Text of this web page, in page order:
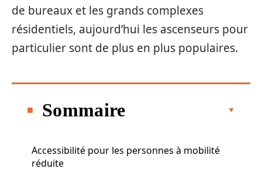
de bureaux et les grands complexes
résidentiels, aujourd’hui les ascenseurs pour
particulier sont de plus en plus populaires.
Sommaire
Accessibilité pour les personnes à mobilité
réduite